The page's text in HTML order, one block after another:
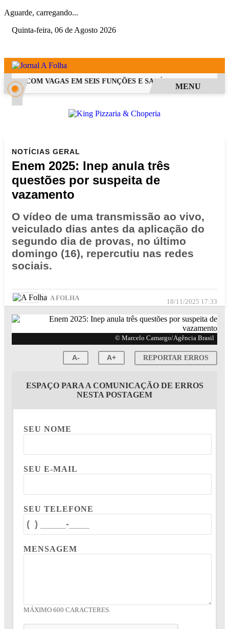
Aguarde, carregando...
Quinta-feira, 06 de Agosto 2026
PSS COM VAGAS EM SEIS FUNÇÕES E SALÁRIOS QUE CHEGAM
MENU
NOTÍCIAS GERAL
Enem 2025: Inep anula três
questões por suspeita de
vazamento
O vídeo de uma transmissão ao vivo,
veiculado dias antes da aplicação do
segundo dia de provas, no último
domingo (16), repercutiu nas redes
sociais.
A FOLHA 18/11/2025 17:33
© Marcelo Camargo/Agência Brasil
A- A+ REPORTAR ERROS
ESPAÇO PARA A COMUNICAÇÃO DE ERROS
NESTA POSTAGEM
SEU NOME
SEU E-MAIL
SEU TELEFONE
MENSAGEM
MÁXIMO 600 CARACTERES.